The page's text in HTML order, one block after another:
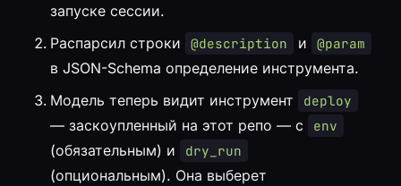
запуске сессии.
Распарсил строки
@description и @param
в JSON-Schema определение инструмента.
Модель теперь видит инструмент
deploy
— заскоупленный на этот репо — с env
(обязательным) и dry_run
(опциональным). Она выберет